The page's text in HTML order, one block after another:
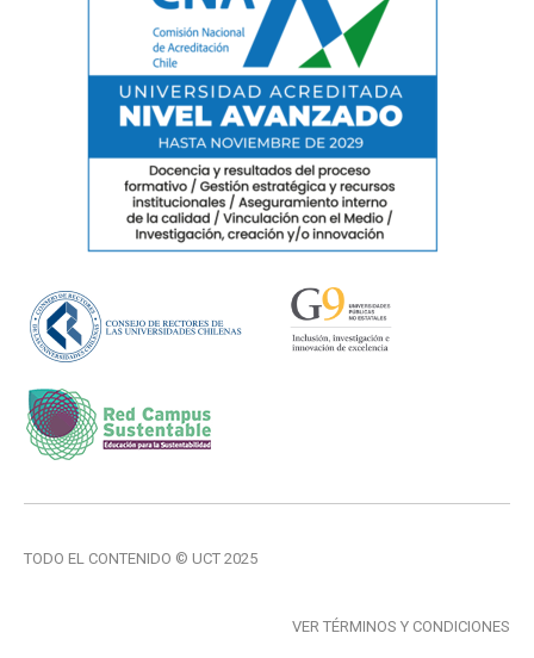
TODO EL CONTENIDO © UCT 2025
VER TÉRMINOS Y CONDICIONES